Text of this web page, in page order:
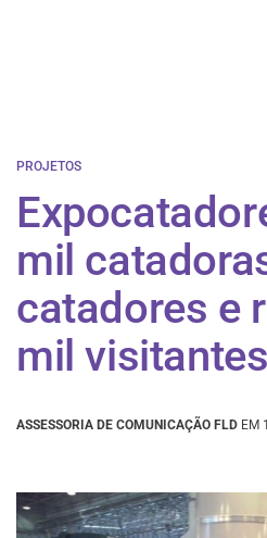
PROJETOS
mil
catadores e
mil visitantes
ASSESSORIA DE COMUNICAÇÃO FLD EM